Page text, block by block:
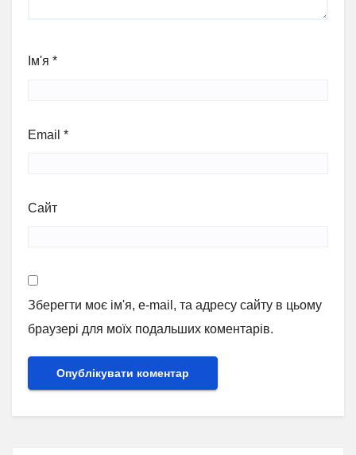
Ім'я *
Email *
Сайт
Зберегти моє ім'я, e-mail, та адресу сайту в цьому
браузері для моїх подальших коментарів.